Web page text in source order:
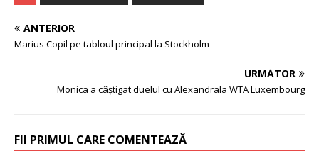
ANTERIOR
Marius Copil pe tabloul principal la Stockholm
URMĂTOR
Monica a câștigat duelul cu Alexandrala WTA Luxembourg
FII PRIMUL CARE COMENTEAZĂ